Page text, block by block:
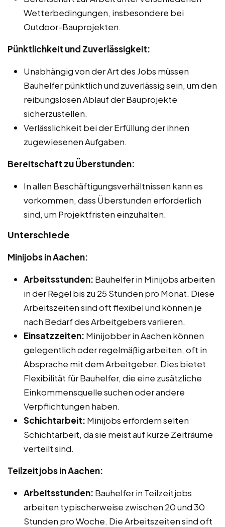
Wetterbedingungen, insbesondere bei
Outdoor-Bauprojekten.
Pünktlichkeit und Zuverlässigkeit:
Unabhängig von der Art des Jobs müssen
Bauhelfer pünktlich und zuverlässig sein, um den
reibungslosen Ablauf der Bauprojekte
sicherzustellen.
Verlässlichkeit bei der Erfüllung der ihnen
zugewiesenen Aufgaben.
Bereitschaft zu Überstunden:
In allen Beschäftigungsverhältnissen kann es
vorkommen, dass Überstunden erforderlich
sind, um Projektfristen einzuhalten.
Unterschiede
Minijobs in Aachen:
Arbeitsstunden: Bauhelfer in Minijobs arbeiten
in der Regel bis zu 25 Stunden pro Monat. Diese
Arbeitszeiten sind oft flexibel und können je
nach Bedarf des Arbeitgebers variieren.
Einsatzzeiten: Minijobber in Aachen können
gelegentlich oder regelmäßig arbeiten, oft in
Absprache mit dem Arbeitgeber. Dies bietet
Flexibilität für Bauhelfer, die eine zusätzliche
Einkommensquelle suchen oder andere
Verpflichtungen haben.
Schichtarbeit: Minijobs erfordern selten
Schichtarbeit, da sie meist auf kurze Zeiträume
verteilt sind.
Teilzeitjobs in Aachen:
Arbeitsstunden: Bauhelfer in Teilzeitjobs
arbeiten typischerweise zwischen 20 und 30
Stunden pro Woche. Die Arbeitszeiten sind oft